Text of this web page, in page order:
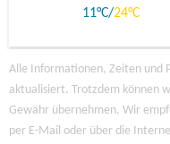
11 24
Alle Informationen, Zeiten und
aktualisiert. Trotzdem können
Gewähr übernehmen. Wir
per E-Mail oder über die